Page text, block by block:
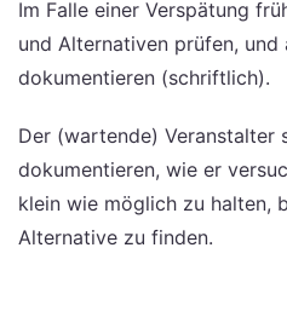
Im Falle einer Verspätung
und Alternativen prüfen, und
dokumentieren (schriftlich).
Der (wartende) Veranstalter
dokumentieren, wie er
klein wie möglich zu halten,
Alternative zu finden.